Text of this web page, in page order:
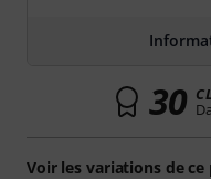
Voir les variations de
30